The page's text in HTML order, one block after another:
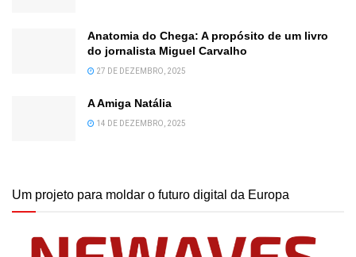
Anatomia do Chega: A propósito de um livro
do jornalista Miguel Carvalho
27 DE DEZEMBRO, 2025
A Amiga Natália
14 DE DEZEMBRO, 2025
Um projeto para moldar o futuro digital da Europa